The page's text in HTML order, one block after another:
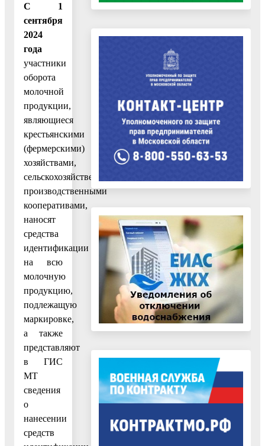
С 1
сентября
2024
года
участники
оборота
молочной
продукции,
являющиеся
крестьянскими
(фермерскими)
хозяйствами,
сельскохозяйственными
производственными
кооперативами,
наносят
средства
идентификации
на всю
молочную
продукцию,
подлежащую
маркировке,
а также
представляют
в ГИС
МТ
сведения
о
нанесении
средств